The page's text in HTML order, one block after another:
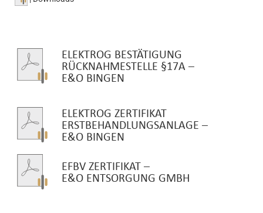
ELEKTROG BESTÄTIGUNG
RÜCKNAHMESTELLE §17A –
E&O BINGEN
ELEKTROG ZERTIFIKAT
ERSTBEHANDLUNGSANLAGE –
E&O BINGEN
EFBV ZERTIFIKAT –
E&O ENTSORGUNG GMBH